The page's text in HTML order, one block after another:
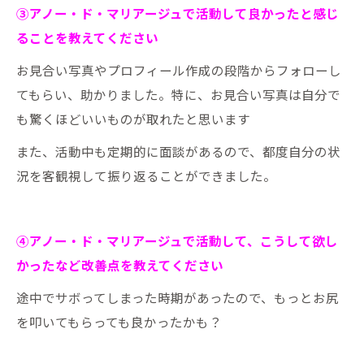
③アノー・ド・マリアージュで活動して良かったと感じ
ることを教えてください
お見合い写真やプロフィール作成の段階からフォローし
てもらい、助かりました。特に、お見合い写真は自分で
も驚くほどいいものが取れたと思います
また、活動中も定期的に面談があるので、都度自分の状
況を客観視して振り返ることができました。
④アノー・ド・マリアージュで活動して、こうして欲し
かったなど改善点を教えてください
途中でサボってしまった時期があったので、もっとお尻
を叩いてもらっても良かったかも？